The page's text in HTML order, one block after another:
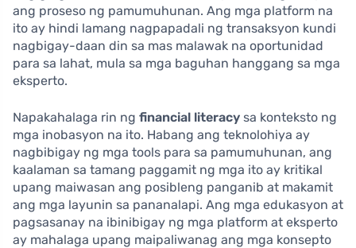
ang proseso ng pamumuhunan. Ang mga platform na
ito ay hindi lamang nagpapadali ng transaksyon kundi
nagbigay-daan din sa mas malawak na oportunidad
para sa lahat, mula sa mga baguhan hanggang sa mga
eksperto.
Napakahalaga rin ng financial literacy sa konteksto ng
mga inobasyon na ito. Habang ang teknolohiya ay
nagbibigay ng mga tools para sa pamumuhunan, ang
kaalaman sa tamang paggamit ng mga ito ay kritikal
upang maiwasan ang posibleng panganib at makamit
ang mga layunin sa pananalapi. Ang mga edukasyon at
pagsasanay na ibinibigay ng mga platform at eksperto
ay mahalaga upang maipaliwanag ang mga konsepto